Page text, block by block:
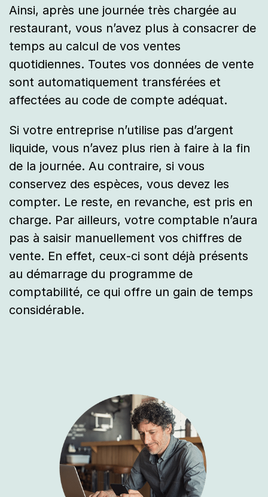
Ainsi, après une journée très chargée au
restaurant, vous n’avez plus à consacrer de
temps au calcul de vos ventes
quotidiennes. Toutes vos données de vente
sont automatiquement transférées et
affectées au code de compte adéquat.
Si votre entreprise n’utilise pas d’argent
liquide, vous n’avez plus rien à faire à la fin
de la journée. Au contraire, si vous
conservez des espèces, vous devez les
compter. Le reste, en revanche, est pris en
charge. Par ailleurs, votre comptable n’aura
pas à saisir manuellement vos chiffres de
vente. En effet, ceux-ci sont déjà présents
au démarrage du programme de
comptabilité, ce qui offre un gain de temps
considérable.